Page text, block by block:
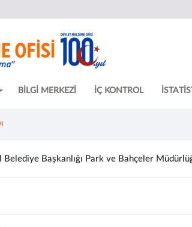
BİLGİ MERKEZİ İÇ KONTROL
Belediye Başkanlığı Park ve Bahçeler